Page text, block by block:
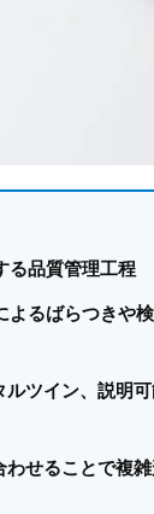
る品質管理工程
よるばらつきや
ツイン、説明
せることで複